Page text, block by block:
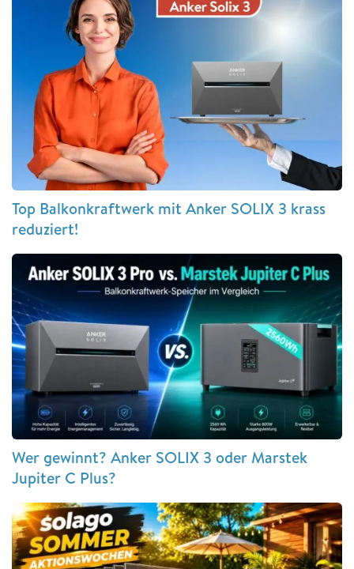
Top Balkonkraftwerk mit Anker SOLIX 3 krass
reduziert!
Wer gewinnt? Anker SOLIX 3 oder Marstek
Jupiter C Plus?